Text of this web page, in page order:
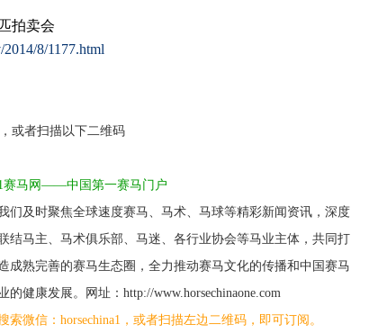
拍卖会
8/1177.html
或者扫描以下二维码
赛马网——中国第一赛马门户
们及时聚焦全球速度赛马、马术、马球等精彩新闻资讯，深度
结马主、马术俱乐部、马迷、各行业协会等马业主体，共同打
成熟完善的赛马生态圈，全力推动赛马文化的传播和中国赛马
的健康发展。网址：http://www.horsechinaone.com
索微信：horsechina1，或者扫描左边二维码，即可订阅。